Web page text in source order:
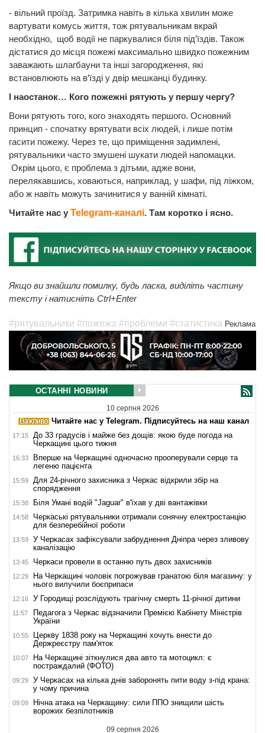
- вільний проїзд. Затримка навіть в кілька хвилин може
вартувати комусь життя, тож рятувальникам вкрай
необхідно, щоб водії не паркувалися біля під’їздів. Також
дістатися до місця пожежі максимально швидко пожежним
заважають шлагбауни та інші загородження, які
встановлюють на в’їзді у двір мешканці будинку.
І наостанок… Кого пожежні рятують у першу чергу?
Вони рятують того, кого знаходять першого. Основний
принцип - спочатку врятувати всіх людей, і лише потім
гасити пожежу. Через те, що приміщення задимлені,
рятувальники часто змушені шукати людей напомацки.
Окрім цього, є проблема з дітьми, адже вони,
перелякавшись, ховаються, наприклад, у шафи, під ліжком,
або ж навіть можуть зачинитися у ванній кімнаті.
Читайте нас у Telegram-каналі. Там коротко і ясно.
Якщо ви знайшли помилку, будь ласка, виділіть частину
тексту і натисніть Ctrl+Enter
#рятувальники #пожежа #проблеми #статистика Реклама
ОСТАННІ НОВИНИ
10 серпня 2026
Читайте нас у Telegram. Підписуйтесь на наш канал
17:15
До 33 градусів і майже без дощів: якою буде погода на
Черкащині цього тижня
16:33
Вперше на Черкащині одночасно прооперували серце та
легеню пацієнта
15:59
Для 24-річного захисника з Черкас відкрили збір на
спорядження
15:38 Біля Умані водій "Jaguar" в'їхав у дві вантажівки
14:58
Черкаські рятувальники отримали сонячну електростанцію
для безперебійної роботи
13:59
У Черкасах зафіксували забруднення Дніпра через зливову
каналізацію
13:45 Черкаси провели в останню путь двох захисників
12:29
На Черкащині чоловік погрожував гранатою біля магазину: у
нього вилучили боєприпаси
12:16 У Городищі розслідують трагічну смерть 11-річної дитини
11:57
Педагога з Черкас відзначили Премією Кабінету Міністрів
України
10:55
Церкву 1838 року на Черкащині хочуть внести до
Держреєстру пам'яток
10:07
На Черкащині зіткнулися два авто та мотоцикл: є
постраждалий (ФОТО)
09:29
У Черкасах на кілька днів заборонять пити воду з-під крана:
у чому причина
09:09
Нічна атака на Черкащину: сили ППО знищили шість
ворожих безпілотників
09 серпня 2026